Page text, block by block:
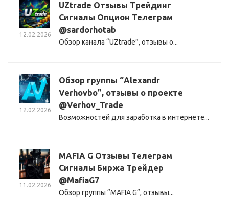
12.02.2026
UZtrade Отзывы Трейдинг
Сигналы Опцион Телеграм
@sardorhotab
Обзор канала “UZtrade”, отзывы о...
12.02.2026
Обзор группы “Alexandr
Verhovbo”, отзывы о проекте
@Verhov_Trade
Возможностей для заработка в интернете...
11.02.2026
MAFIA G Отзывы Телеграм
Сигналы Биржа Трейдер
@MafiaG7
Обзор группы “MAFIA G”, отзывы...